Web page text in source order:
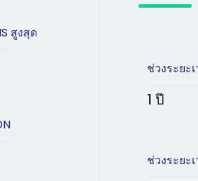
สูงสุด
ช่วงระยะ
1 ปี
ช่วงระยะ